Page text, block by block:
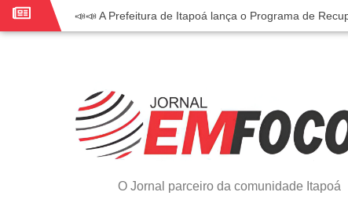
📣📣 A Prefeitura de Itapoá lança o Programa de
Workshop sobre atendimento encantador inspira
Workshop “Modelo Disney de Encantar Clientes” foi
Votação dos Concursos de Natal segue aberta até 20
Você sabe o que é eritema? UBS do Paese orienta
O Jornal parceiro da comunidade Itapoá